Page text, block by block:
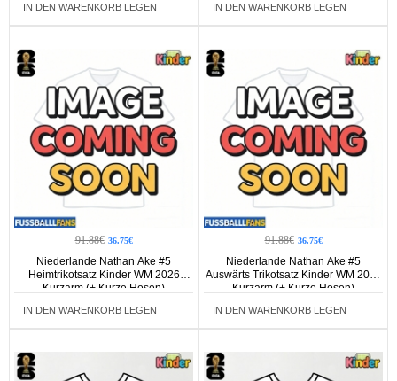
IN DEN WARENKORB LEGEN IN DEN WARENKORB LEGEN
91.88€ 36.75€
Niederlande Nathan Ake #5
Heimtrikotsatz Kinder WM 2026
Kurzarm (+ Kurze Hosen)
IN DEN WARENKORB LEGEN
91.88€ 36.75€
Niederlande Nathan Ake #5
Auswärts Trikotsatz Kinder WM 2026
Kurzarm (+ Kurze Hosen)
IN DEN WARENKORB LEGEN